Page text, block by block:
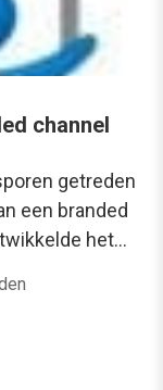
channel
getreden
een branded
het…